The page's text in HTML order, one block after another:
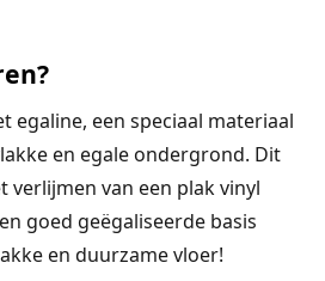
egaline, een speciaal materiaal
en egale ondergrond. Dit
verlijmen van een plak vinyl
goed geëgaliseerde basis
en duurzame vloer!